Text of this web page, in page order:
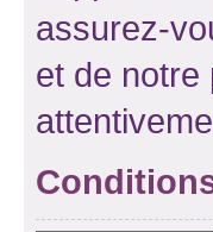
assurez-
et de notre